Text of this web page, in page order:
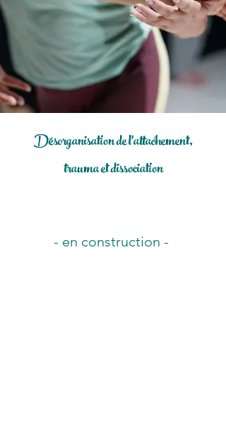
Désorganisation de l'attachement,
trauma et dissociation
- en construction -